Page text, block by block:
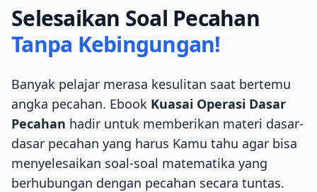
Selesaikan Soal Pecahan
Tanpa Kebingungan!
Banyak pelajar merasa kesulitan saat bertemu
angka pecahan. Ebook Kuasai Operasi Dasar
Pecahan hadir untuk memberikan materi dasar-
dasar pecahan yang harus Kamu tahu agar bisa
menyelesaikan soal-soal matematika yang
berhubungan dengan pecahan secara tuntas.